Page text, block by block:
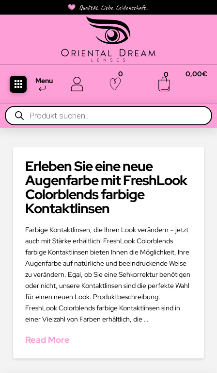
Qualität. Liebe. Leidenschaft...
Menu
0 0 0,00€
Products
search
Erleben Sie eine neue
Augenfarbe mit FreshLook
Colorblends farbige
Kontaktlinsen
Farbige Kontaktlinsen, die Ihren Look verändern – jetzt
auch mit Stärke erhältlich! FreshLook Colorblends
farbige Kontaktlinsen bieten Ihnen die Möglichkeit, Ihre
Augenfarbe auf natürliche und beeindruckende Weise
zu verändern. Egal, ob Sie eine Sehkorrektur benötigen
oder nicht, unsere Kontaktlinsen sind die perfekte Wahl
für einen neuen Look. Produktbeschreibung:
FreshLook Colorblends farbige Kontaktlinsen sind in
einer Vielzahl von Farben erhältlich, die …
Read More